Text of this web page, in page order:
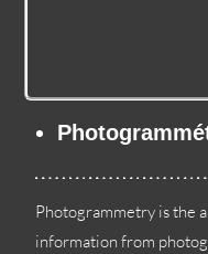
Photogrammetry is the
information from